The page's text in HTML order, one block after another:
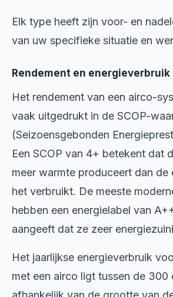
Elk type heeft zijn voor- en
van uw specifieke situatie en
Rendement en energieverbruik
Het rendement van een airco-
vaak uitgedrukt in de SCOP-
(Seizoensgebonden
Een SCOP van 4+ betekent dat
meer warmte produceert dan de
het verbruikt. De meeste
hebben een energielabel van
aangeeft dat ze zeer
Het jaarlijkse energieverbruik
met een airco ligt tussen de 300